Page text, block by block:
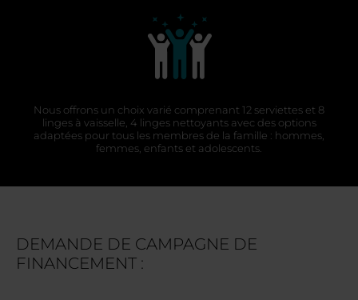
Nous offrons un choix varié comprenant 12 serviettes et 8
linges à vaisselle, 4 linges nettoyants avec des options
adaptées pour tous les membres de la famille : hommes,
femmes, enfants et adolescents.
DEMANDE DE CAMPAGNE DE
FINANCEMENT :